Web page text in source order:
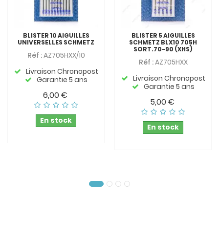
BLISTER 10 AIGUILLES
UNIVERSELLES SCHMETZ
Réf :AZ705HXX/10
Livraison Chronopost
Garantie 5 ans
6,00 €
En stock
BLISTER 5 AIGUILLES
SCHMETZ BLX10 705H
SORT.70-90 (XHS)
Réf :AZ705HXX
Livraison Chronopost
Garantie 5 ans
5,00 €
En stock